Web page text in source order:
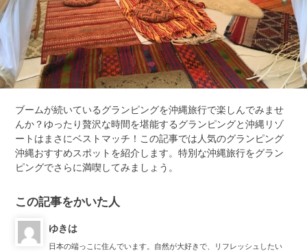
ブームが続いているグランピングを沖縄旅行で楽しんでみませ
んか？ゆったり贅沢な時間を堪能するグランピングと沖縄リゾ
ートはまさにベストマッチ！この記事では人気のグランピング
沖縄おすすめスポットを紹介します。特別な沖縄旅行をグラン
ピングでさらに満喫してみましょう。
この記事をかいた人
ゆきは
日本の端っこに住んでいます。自然が大好きで、リフレッシュしたい